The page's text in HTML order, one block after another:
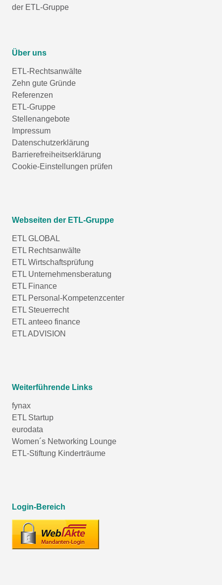
der ETL-Gruppe
Über uns
ETL-Rechtsanwälte
Zehn gute Gründe
Referenzen
ETL-Gruppe
Stellenangebote
Impressum
Datenschutzerklärung
Barrierefreiheitserklärung
Cookie-Einstellungen prüfen
Webseiten der ETL-Gruppe
ETL GLOBAL
ETL Rechtsanwälte
ETL Wirtschaftsprüfung
ETL Unternehmensberatung
ETL Finance
ETL Personal-Kompetenzcenter
ETL Steuerrecht
ETL anteeo finance
ETL ADVISION
Weiterführende Links
fynax
ETL Startup
eurodata
Women´s Networking Lounge
ETL-Stiftung Kinderträume
Login-Bereich